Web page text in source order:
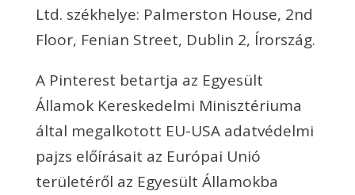
Ltd. székhelye: Palmerston House, 2nd
Floor, Fenian Street, Dublin 2, Írország.
A Pinterest betartja az Egyesült
Államok Kereskedelmi Minisztériuma
által megalkotott EU-USA adatvédelmi
pajzs előírásait az Európai Unió
területéről az Egyesült Államokba